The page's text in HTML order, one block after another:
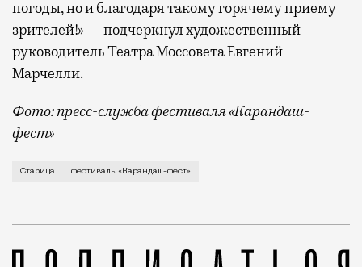
погоды, но и благодаря такому горячему приему
зрителей!» — подчеркнул художественный
руководитель Театра Моссовета Евгений
Марчелли.
Фото: пресс-служба фестиваля «Карандаш-
фест»
В минувший уикенд маленькая Старица в
Старица фестиваль «Карандаш-фест»